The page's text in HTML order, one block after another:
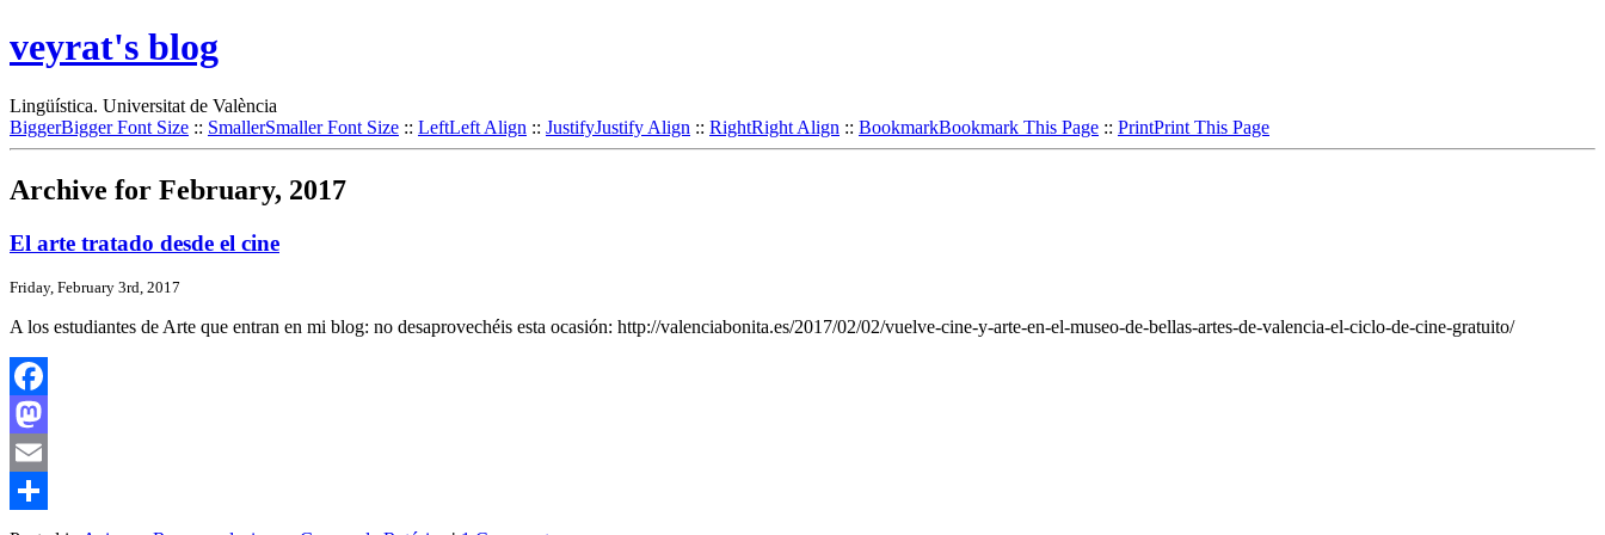
veyrat's blog
Lingüística. Universitat de València
BiggerBigger Font Size :: SmallerSmaller Font Size :: LeftLeft Align :: JustifyJustify Align :: RightRight Align :: BookmarkBookmark This Page :: PrintPrint This Page
Archive for February, 2017
El arte tratado desde el cine
Friday, February 3rd, 2017
A los estudiantes de Arte que entran en mi blog: no desaprovechéis esta ocasión: http://valenciabonita.es/2017/02/02/vuelve-cine-y-arte-en-el-museo-de-bellas-artes-de-valencia-el-ciclo-de-cine-gratuito/
Facebook
Mastodon
Email
Share